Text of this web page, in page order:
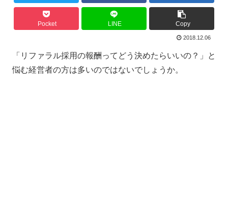
Pocket LINE Copy
2018.12.06
「リファラル採用の報酬ってどう決めたらいいの？」と
悩む経営者の方は多いのではないでしょうか。